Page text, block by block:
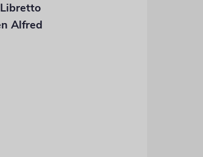
Alfred